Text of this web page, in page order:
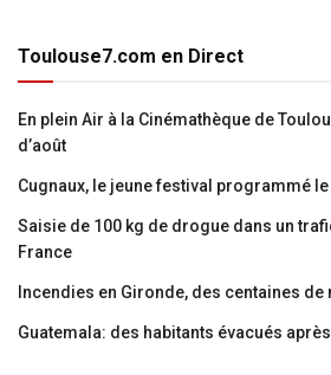
Toulouse7.com en Direct
En plein Air à la Cinémathèque de
d’août
Cugnaux, le jeune festival programmé le
Saisie de 100 kg de drogue dans un
France
Incendies en Gironde, des centaines
Guatemala: des habitants évacués